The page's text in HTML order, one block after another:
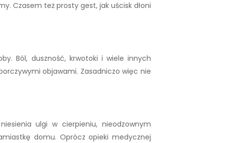
Czasem też prosty gest, jak uścisk dłoni
Ból, duszność, krwotoki i wiele innych
objawami. Zasadniczo więc nie
ulgi w cierpieniu, nieodzownym
domu. Oprócz opieki medycznej